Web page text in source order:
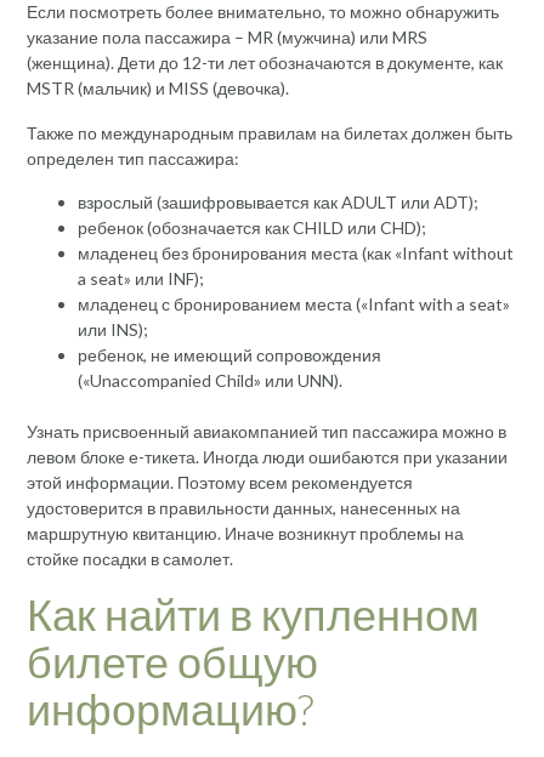
Если посмотреть более внимательно, то можно обнаружить
указание пола пассажира – MR (мужчина) или MRS
(женщина). Дети до 12-ти лет обозначаются в документе, как
MSTR (мальчик) и MISS (девочка).
Также по международным правилам на билетах должен быть
определен тип пассажира:
взрослый (зашифровывается как ADULT или ADT);
ребенок (обозначается как CHILD или CHD);
младенец без бронирования места (как «Infant without
a seat» или INF);
младенец с бронированием места («Infant with a seat»
или INS);
ребенок, не имеющий сопровождения
(«Unaccompanied Child» или UNN).
Узнать присвоенный авиакомпанией тип пассажира можно в
левом блоке е-тикета. Иногда люди ошибаются при указании
этой информации. Поэтому всем рекомендуется
удостоверится в правильности данных, нанесенных на
маршрутную квитанцию. Иначе возникнут проблемы на
стойке посадки в самолет.
Как найти в купленном
билете общую
информацию?